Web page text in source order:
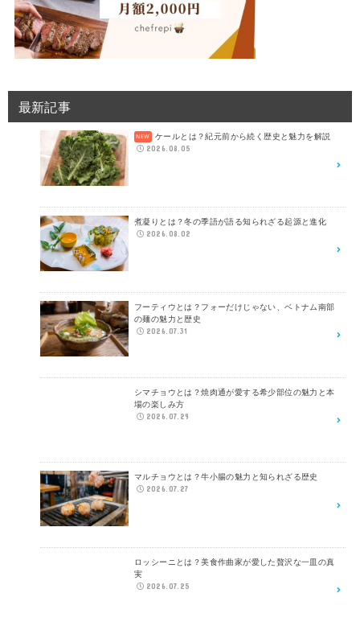
最新記事
ケールとは？紀元前から続く歴史と魅力を解説
2026.08.05
煮凝りとは？冬の季語が語る知られざる起源と進化
2026.08.02
フーティウとは？フォーだけじゃない、ベトナム南部
の麺の魅力と歴史
2026.07.31
シマチョウとは？焼肉通が愛する希少部位の魅力と本
場の楽しみ方
2026.07.29
マルチョウとは？牛小腸の魅力と知られざる歴史
2026.07.27
ロッシーニとは？美食作曲家が愛した贅沢な一皿の真
実
2026.07.25